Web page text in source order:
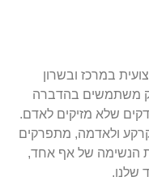
במרכז ובשרון
משתמשים בהדברה
שלא מזיקים לאדם.
ולאדמה, מתפרקים
הנשימה של אף אחד,
שלנו.